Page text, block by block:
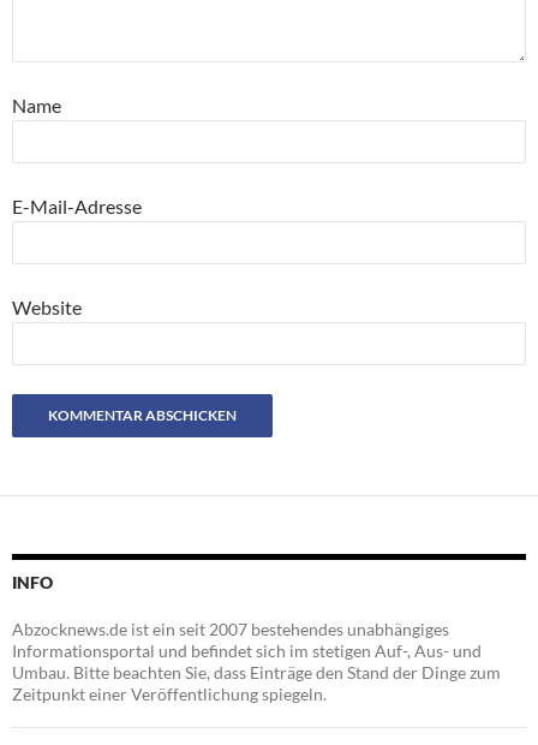
Name
E-Mail-Adresse
Website
INFO
Abzocknews.de ist ein seit 2007 bestehendes unabhängiges
Informationsportal und befindet sich im stetigen Auf-, Aus- und
Umbau. Bitte beachten Sie, dass Einträge den Stand der Dinge zum
Zeitpunkt einer Veröffentlichung spiegeln.